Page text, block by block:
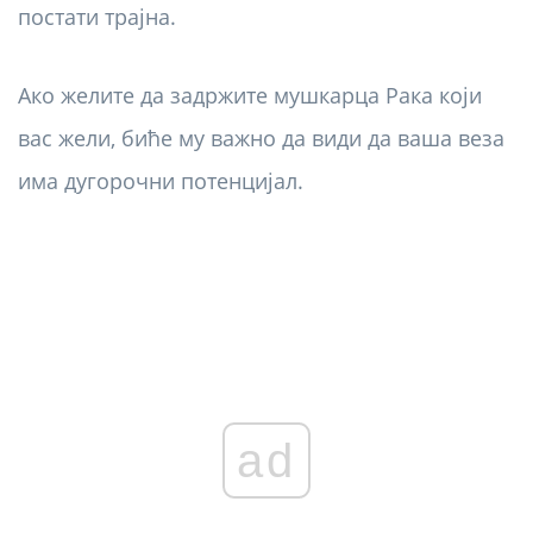
постати трајна.
Ако желите да задржите мушкарца Рака који
вас жели, биће му важно да види да ваша веза
има дугорочни потенцијал.
ad